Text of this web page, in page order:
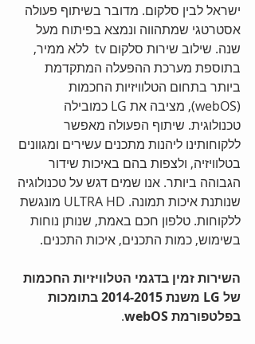
ישראל לבין סלקום. מדובר בשיתוף פעולה
אסטרטגי שמתהווה ונמצא בפיתוח מעל
שנה. שילוב שירות סלקום tv  ללא ממיר,
בתוספת מערכת ההפעלה המתקדמת
ביותר בתחום הטלוויזיות החכמות
(webOS), מציבה את LG כמובילה
טכנולוגית. שיתוף הפעולה מאפשר
ללקוחותינו ליהנות מתכנים עשירים ומגוונים
בטלוויזיה, ולצפות בהם באיכות שידור
הגבוהה ביותר. אנו שמים דגש על טכנולוגיה
שנותנת איכות תמונה. ULTRA HD מונגשת
ללקוחות. טלפון חכם באמת, שנותן נוחות
בשימוש, כמות התכנים, איכות התכנים.
השירות זמין בדגמי הטלוויזיות החכמות
של LG משנת 2014-2015 בתומכות
בפלטפורמת webOS
.